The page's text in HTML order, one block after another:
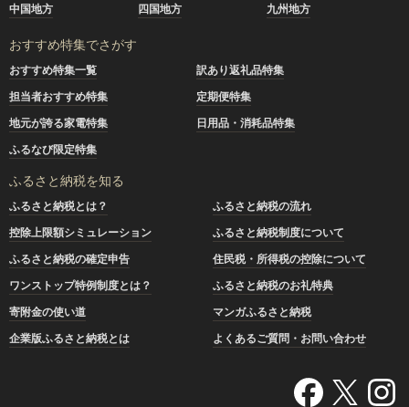
中国地方
四国地方 九州地方
おすすめ特集でさがす
おすすめ特集一覧
訳あり返礼品特集
担当者おすすめ特集
定期便特集
地元が誇る家電特集
日用品・消耗品特集
ふるなび限定特集
ふるさと納税を知る
ふるさと納税とは？
ふるさと納税の流れ
控除上限額シミュレーション
ふるさと納税制度について
ふるさと納税の確定申告
住民税・所得税の控除について
ワンストップ特例制度とは？
ふるさと納税のお礼特典
寄附金の使い道
マンガふるさと納税
企業版ふるさと納税とは
よくあるご質問・お問い合わせ